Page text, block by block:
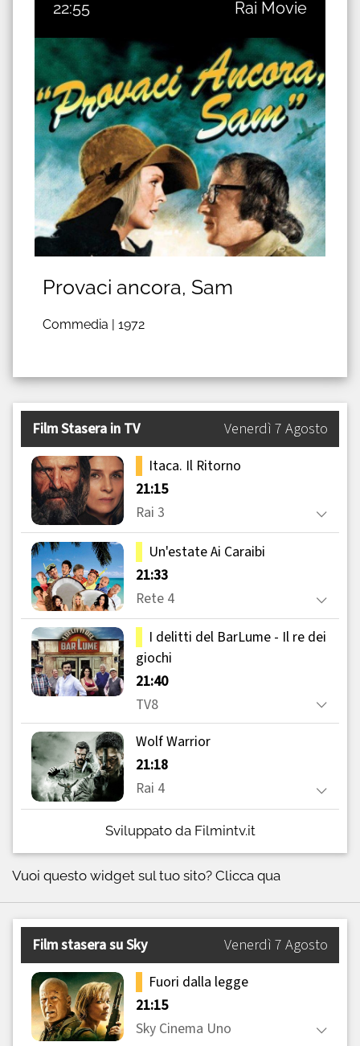
22:55 Rai Movie
Provaci ancora, Sam
Commedia | 1972
Sviluppato da Filmintv.it
Vuoi questo widget sul tuo sito? Clicca qua